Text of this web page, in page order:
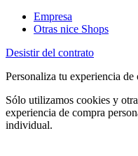
Empresa
Otras nice Shops
Desistir del contrato
Personaliza tu experiencia de
Sólo utilizamos cookies y
experiencia de compra
individual.